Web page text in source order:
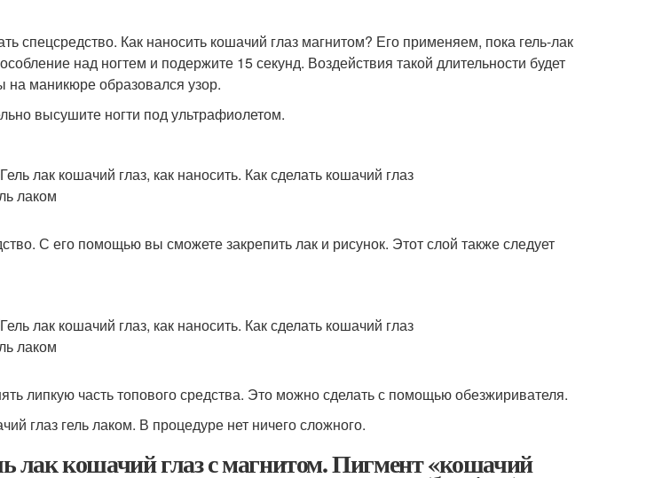
спецсредство. Как наносить кошачий глаз магнитом? Его применяем, пока гель-лак
над ногтем и подержите 15 секунд. Воздействия такой длительности будет
на маникюре образовался узор.
высушите ногти под ультрафиолетом.
С его помощью вы сможете закрепить лак и рисунок. Этот слой также следует
липкую часть топового средства. Это можно сделать с помощью обезжиривателя.
глаз гель лаком. В процедуре нет ничего сложного.
лак кошачий глаз с магнитом. Пигмент «кошачий